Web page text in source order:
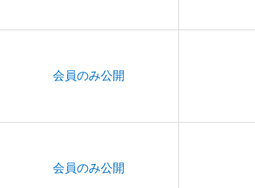
会員のみ公開
会員のみ公開